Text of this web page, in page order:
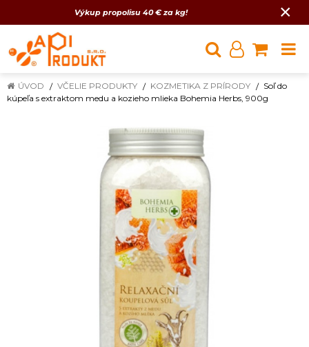
Výkup propolisu 40 € za kg! ×
ÚVOD VČELIE PRODUKTY KOZMETIKA Z PRÍRODY
Soľ do
kúpeľa s extraktom medu a kozieho mlieka Bohemia Herbs, 900g